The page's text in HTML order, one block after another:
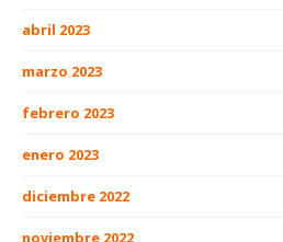
abril 2023
marzo 2023
febrero 2023
enero 2023
diciembre 2022